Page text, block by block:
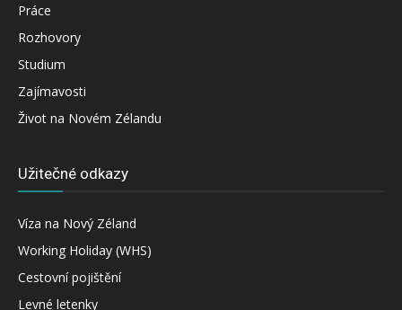
Práce
Rozhovory
Studium
Zajímavosti
Život na Novém Zélandu
Užitečné odkazy
Víza na Nový Zéland
Working Holiday (WHS)
Cestovní pojištění
Levné letenky